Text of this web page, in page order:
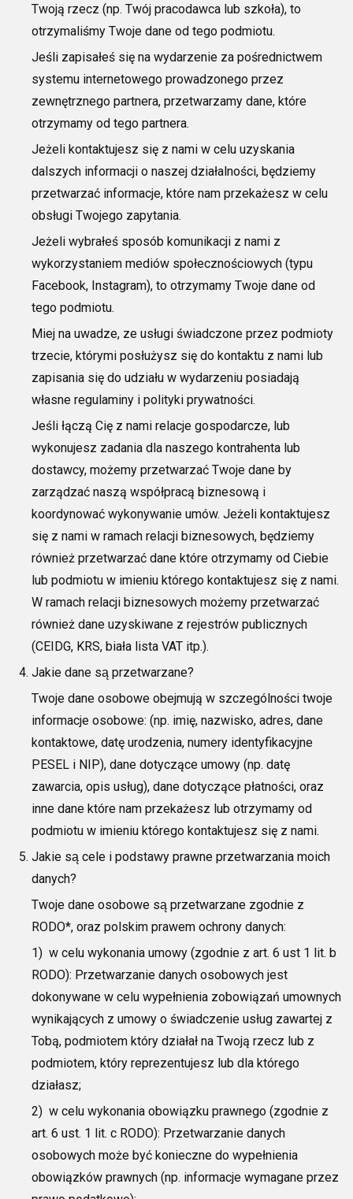
Twoją rzecz (np. Twój pracodawca lub szkoła), to
otrzymaliśmy Twoje dane od tego podmiotu.
Jeśli zapisałeś się na wydarzenie za pośrednictwem
systemu internetowego prowadzonego przez
zewnętrznego partnera, przetwarzamy dane, które
otrzymamy od tego partnera.
Jeżeli kontaktujesz się z nami w celu uzyskania
dalszych informacji o naszej działalności, będziemy
przetwarzać informacje, które nam przekażesz w celu
obsługi Twojego zapytania.
Jeżeli wybrałeś sposób komunikacji z nami z
wykorzystaniem mediów społecznościowych (typu
Facebook, Instagram), to otrzymamy Twoje dane od
tego podmiotu.
Miej na uwadze, ze usługi świadczone przez podmioty
trzecie, którymi posłużysz się do kontaktu z nami lub
zapisania się do udziału w wydarzeniu posiadają
własne regulaminy i polityki prywatności.
Jeśli łączą Cię z nami relacje gospodarcze, lub
wykonujesz zadania dla naszego kontrahenta lub
dostawcy, możemy przetwarzać Twoje dane by
zarządzać naszą współpracą biznesową i
koordynować wykonywanie umów. Jeżeli kontaktujesz
się z nami w ramach relacji biznesowych, będziemy
również przetwarzać dane które otrzymamy od Ciebie
lub podmiotu w imieniu którego kontaktujesz się z nami.
W ramach relacji biznesowych możemy przetwarzać
również dane uzyskiwane z rejestrów publicznych
(CEIDG, KRS, biała lista VAT itp.).
Jakie dane są przetwarzane?
Twoje dane osobowe obejmują w szczególności twoje
informacje osobowe: (np. imię, nazwisko, adres, dane
kontaktowe, datę urodzenia, numery identyfikacyjne
PESEL i NIP), dane dotyczące umowy (np. datę
zawarcia, opis usług), dane dotyczące płatności, oraz
inne dane które nam przekażesz lub otrzymamy od
podmiotu w imieniu którego kontaktujesz się z nami.
Jakie są cele i podstawy prawne przetwarzania moich
danych?
Twoje dane osobowe są przetwarzane zgodnie z
RODO*, oraz polskim prawem ochrony danych:
1) w celu wykonania umowy (zgodnie z art. 6 ust 1 lit. b
RODO): Przetwarzanie danych osobowych jest
dokonywane w celu wypełnienia zobowiązań umownych
wynikających z umowy o świadczenie usług zawartej z
Tobą, podmiotem który działał na Twoją rzecz lub z
podmiotem, który reprezentujesz lub dla którego
działasz;
2) w celu wykonania obowiązku prawnego (zgodnie z
art. 6 ust. 1 lit. c RODO): Przetwarzanie danych
osobowych może być konieczne do wypełnienia
obowiązków prawnych (np. informacje wymagane przez